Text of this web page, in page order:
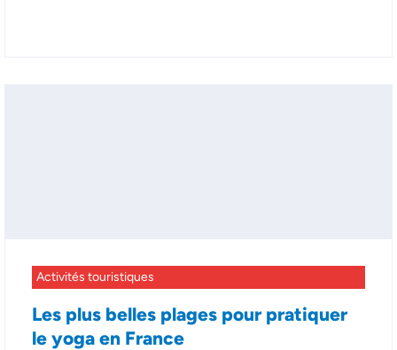
Activités touristiques
Les plus belles plages pour pratiquer
le yoga en France